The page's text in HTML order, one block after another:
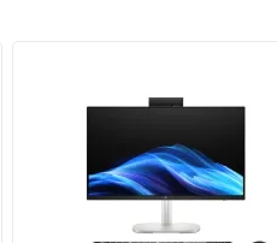
đóng vai trò quyết định.
kết nối hiện đại, từ USB-C,
chiếu, thiết bị ngoại vi hay hệ
trường làm việc.